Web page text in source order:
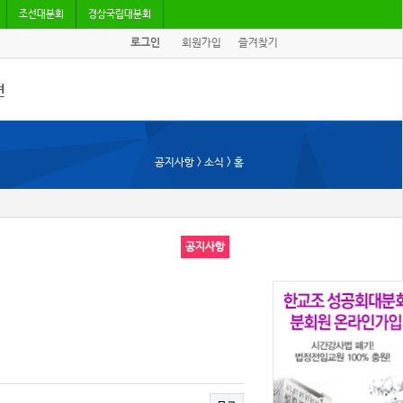
조선대분회 경상국립대분회
로그인 회원가입 즐겨찾기
공지사항 > 소식 > 홈
공지사항